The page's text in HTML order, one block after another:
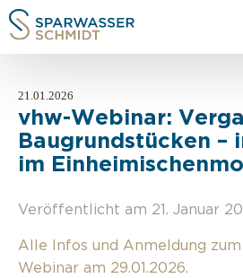
21.01.2026
vhw-Webinar:
Baugrundstücken –
im
Veröffentlicht am 21. Januar
Alle Infos und Anmeldung
Webinar am 29.01.2026.